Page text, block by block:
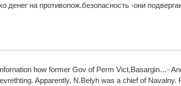
денег на противопож.безопасность -они
how former Gov of Perm Vict,Basargin…-
Apparently, N.Belyh was a chief of Navalny.